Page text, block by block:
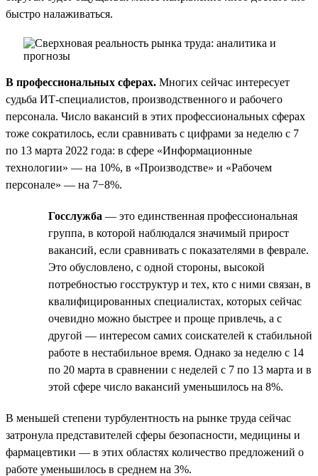
быстро налаживаться.
В профессиональных сферах. Многих сейчас интересует
судьба ИТ-специалистов, производственного и рабочего
персонала. Число вакансий в этих профессиональных сферах
тоже сократилось, если сравнивать с цифрами за неделю с 7
по 13 марта 2022 года: в сфере «Информационные
технологии» — на 10%, в «Производстве» и «Рабочем
персонале» — на 7−8%.
Госслужба — это единственная профессиональная
группа, в которой наблюдался значимый прирост
вакансий, если сравнивать с показателями в феврале.
Это обусловлено, с одной стороны, высокой
потребностью госструктур и тех, кто с ними связан, в
квалифицированных специалистах, которых сейчас
очевидно можно быстрее и проще привлечь, а с
другой — интересом самих соискателей к стабильной
работе в нестабильное время. Однако за неделю c 14
по 20 марта в сравнении с неделей с 7 по 13 марта и в
этой сфере число вакансий уменьшилось на 8%.
В меньшей степени турбулентность на рынке труда сейчас
затронула представителей сферы безопасности, медицины и
фармацевтики — в этих областях количество предложений о
работе уменьшилось в среднем на 3%.